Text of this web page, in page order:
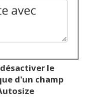
le
d'un champ